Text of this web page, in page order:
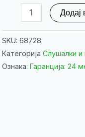
Headphones
microphone
Додај
SKU: 68728
Категорија Слушалки
Ознака: Гаранција: 24